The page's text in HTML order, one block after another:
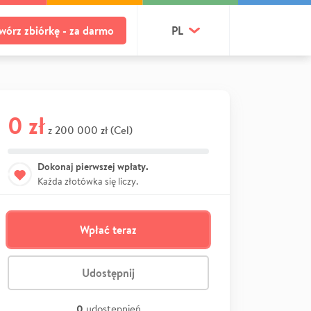
zbiórkę - za darmo PL
0 zł z 200 000 zł (Cel)
Dokonaj pierwszej wpłaty.
Każda złotówka się liczy.
Wpłać teraz
Udostępnij